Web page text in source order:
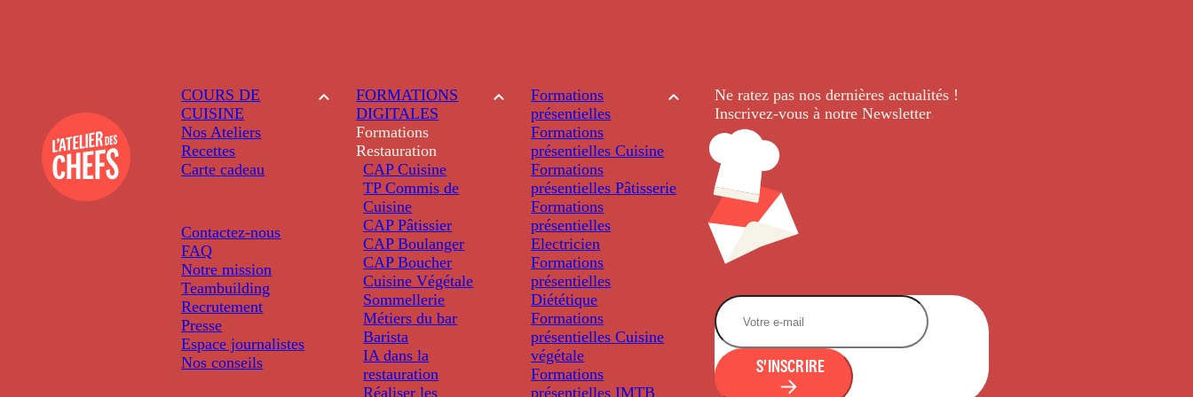
COURS DE
CUISINE
Nos Ateliers
Recettes
Carte cadeau
Contactez-nous
FAQ
Notre mission
Teambuilding
Recrutement
Presse
Espace journalistes
Nos conseils
FORMATIONS
DIGITALES
Formations
Restauration
CAP Cuisine
TP Commis de
Cuisine
CAP Pâtissier
CAP Boulanger
CAP Boucher
Cuisine Végétale
Sommellerie
Métiers du bar
Barista
IA dans la
restauration
Réaliser les
Formations
présentielles
Formations
présentielles Cuisine
Formations
présentielles Pâtisserie
Formations
présentielles
Electricien
Formations
présentielles
Diététique
Formations
présentielles Cuisine
végétale
Formations
présentielles IMTB
Ne ratez pas nos dernièresactualités !
Inscrivez-vous à notre Newsletter.
S'INSCRIRE